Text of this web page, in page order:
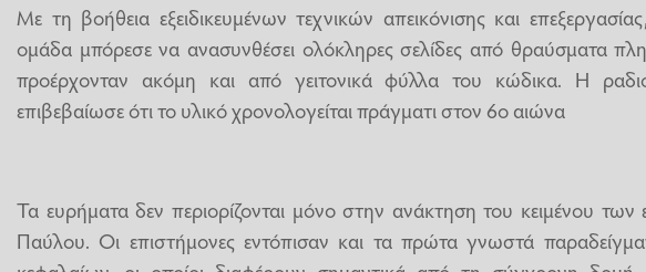
Με τη βοήθεια εξειδικευμένων τεχνικών απεικόνισης και
ομάδα μπόρεσε να ανασυνθέσει ολόκληρες σελίδες από θραύσματα
προέρχονταν ακόμη και από γειτονικά φύλλα του κώδικα. Η
επιβεβαίωσε ότι το υλικό χρονολογείται πράγματι στον 6ο αιώνα
Τα ευρήματα δεν περιορίζονται μόνο στην ανάκτηση του κειμένου των
Παύλου. Οι επιστήμονες εντόπισαν και τα πρώτα γνωστά